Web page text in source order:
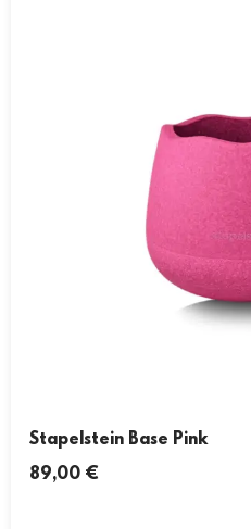
Stapelstein Base Pink
89,00 €